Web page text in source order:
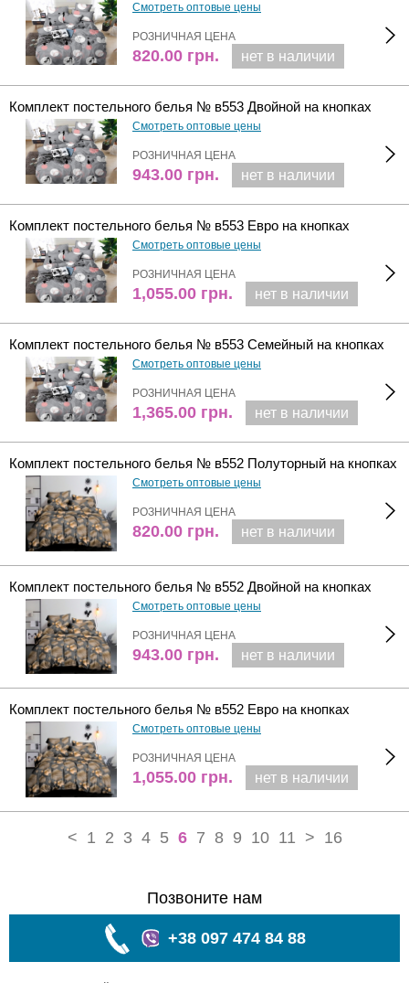
Смотреть оптовые цены
РОЗНИЧНАЯ ЦЕНА
820.00 грн. нет в наличии
Комплект постельного белья № в553 Двойной на кнопках
Смотреть оптовые цены
РОЗНИЧНАЯ ЦЕНА
943.00 грн. нет в наличии
Комплект постельного белья № в553 Евро на кнопках
Смотреть оптовые цены
РОЗНИЧНАЯ ЦЕНА
1,055.00 грн. нет в наличии
Комплект постельного белья № в553 Семейный на кнопках
Смотреть оптовые цены
РОЗНИЧНАЯ ЦЕНА
1,365.00 грн. нет в наличии
Комплект постельного белья № в552 Полуторный на кнопках
Смотреть оптовые цены
РОЗНИЧНАЯ ЦЕНА
820.00 грн. нет в наличии
Комплект постельного белья № в552 Двойной на кнопках
Смотреть оптовые цены
РОЗНИЧНАЯ ЦЕНА
943.00 грн. нет в наличии
Комплект постельного белья № в552 Евро на кнопках
Смотреть оптовые цены
РОЗНИЧНАЯ ЦЕНА
1,055.00 грн. нет в наличии
< 1 2 3 4 5 6 7 8 9 10 11 > 16
Позвоните нам
+38 097 474 84 88